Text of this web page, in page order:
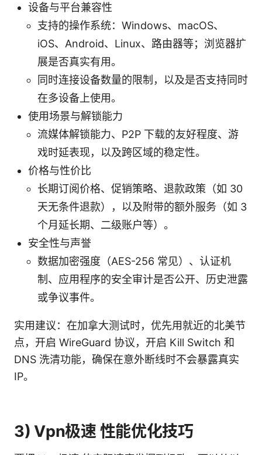
设备与平台兼容性
支持的操作系统：Windows、macOS、
iOS、Android、Linux、路由器等；浏览器扩
展是否真实有用。
同时连接设备数量的限制，以及是否支持同时
在多设备上使用。
使用场景与解锁能力
流媒体解锁能力、P2P 下载的友好程度、游
戏时延表现，以及跨区域的稳定性。
价格与性价比
长期订阅价格、促销策略、退款政策（如 30
天无条件退款），以及附带的额外服务（如 3
个月延长期、二级账户等）。
安全性与声誉
数据加密强度（AES-256 常见）、认证机
制、应用程序的安全审计是否公开、历史泄露
或争议事件。
实用建议：在加拿大测试时，优先用就近的北美节
点，开启 WireGuard 协议，开启 Kill Switch 和
DNS 洗清功能，确保在意外断线时不会暴露真实
IP。
3) Vpn极速 性能优化技巧